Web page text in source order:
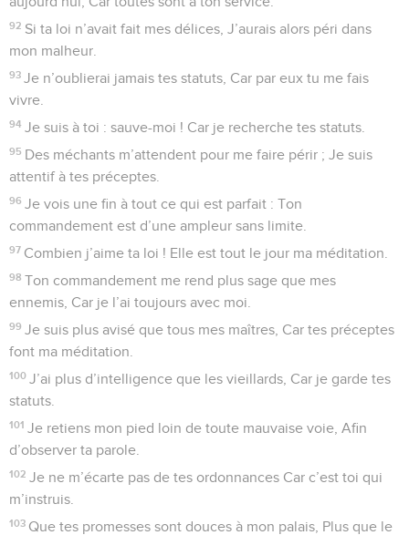
92 Si ta loi n’avait fait mes délices, J’aurais alors péri dans
mon malheur.
93 Je n’oublierai jamais tes statuts, Car par eux tu me fais
vivre.
94 Je suis à toi : sauve-moi ! Car je recherche tes statuts.
95 Des méchants m’attendent pour me faire périr ; Je suis
attentif à tes préceptes.
96 Je vois une fin à tout ce qui est parfait : Ton
commandement est d’une ampleur sans limite.
97 Combien j’aime ta loi ! Elle est tout le jour ma méditation.
98 Ton commandement me rend plus sage que mes
ennemis, Car je l’ai toujours avec moi.
99 Je suis plus avisé que tous mes maîtres, Car tes préceptes
font ma méditation.
100 J’ai plus d’intelligence que les vieillards, Car je garde tes
statuts.
101 Je retiens mon pied loin de toute mauvaise voie, Afin
d’observer ta parole.
102 Je ne m’écarte pas de tes ordonnances Car c’est toi qui
m’instruis.
103 Que tes promesses sont douces à mon palais, Plus que le